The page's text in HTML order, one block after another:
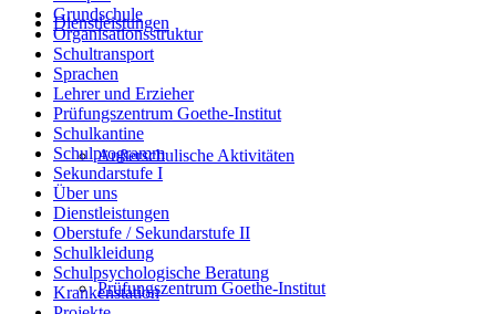
Dienstleistungen
Außerschulische Aktivitäten
Prüfungszentrum Goethe-Institut
Grundschule
Organisationsstruktur
Schultransport
Sprachen
Lehrer und Erzieher
Prüfungszentrum Goethe-Institut
Schulkantine
Schulprogramm
Sekundarstufe I
Über uns
Dienstleistungen
Oberstufe / Sekundarstufe II
Schulkleidung
Schulpsychologische Beratung
Krankenstation